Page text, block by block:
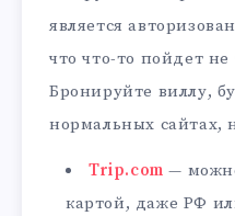
является
что что-то пойдет
Бронируйте виллу,
нормальных сайтах,
Trip.com —
картой, даже РФ